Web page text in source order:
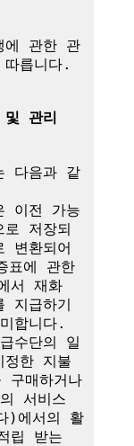
에 관한 관
릅니다.
및 관리
다음과 같
이전 가능
저장되
변환되어
표에 관한
서 재화
지급하기
합니다.
수단의 일
한 지불
구매하거나
서비스
)에서의 활
립 받는